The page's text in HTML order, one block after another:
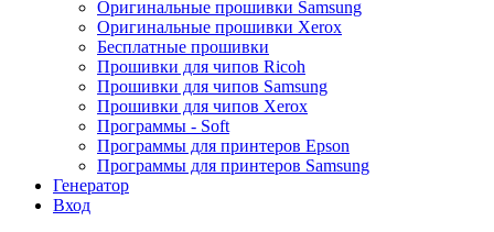
Оригинальные прошивки Samsung
Оригинальные прошивки Xerox
Бесплатные прошивки
Прошивки для чипов Ricoh
Прошивки для чипов Samsung
Прошивки для чипов Xerox
Программы - Soft
Программы для принтеров Epson
Программы для принтеров Samsung
Генератор
Вход